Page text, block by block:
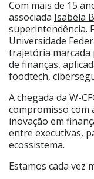
Com mais de 15
associada Isabela
superintendência.
Universidade
trajetória marcada
de finanças,
foodtech,
A chegada da W-
compromisso com
inovação em
entre executivas,
ecossistema.
Estamos cada vez